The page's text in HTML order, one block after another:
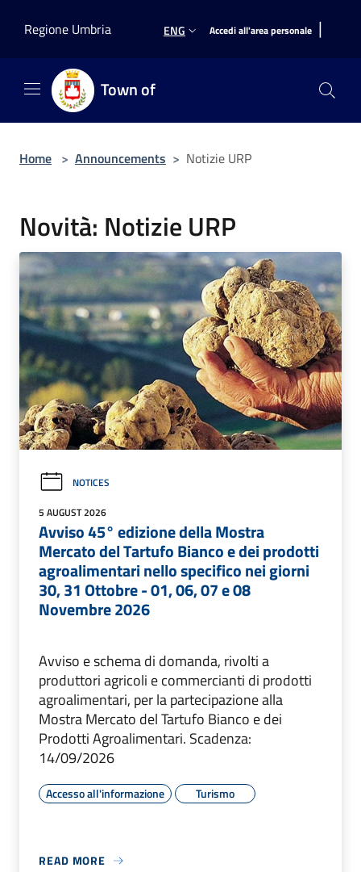
Regione Umbria
ENG Accedi all'area personale |
Town of
Home > Announcements > Notizie URP
Novità: Notizie URP
NOTICES
5 AUGUST 2026
Avviso 45° edizione della Mostra
Mercato del Tartufo Bianco e dei prodotti
agroalimentari nello specifico nei giorni
30, 31 Ottobre - 01, 06, 07 e 08
Novembre 2026
Avviso e schema di domanda, rivolti a
produttori agricoli e commercianti di prodotti
agroalimentari, per la partecipazione alla
Mostra Mercato del Tartufo Bianco e dei
Prodotti Agroalimentari. Scadenza:
14/09/2026
Accesso all'informazione Turismo
READ MORE